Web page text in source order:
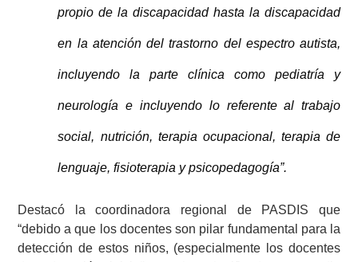
propio de ladiscapacidadhastala discapacidad
en la atención del trastorno del espectro autista,
incluyendo la parte clínica como pediatría y
neurologíae incluyendolo referente al trabajo
social, nutrición, terapia ocupacional, terapia de
lenguaje, fisioterapia y psicopedagogía”.
Destacó la coordinadora regional de PASDISque
“debido a que los docentes son pilar fundamental para la
detección de estos niños, (especialmente los docentes